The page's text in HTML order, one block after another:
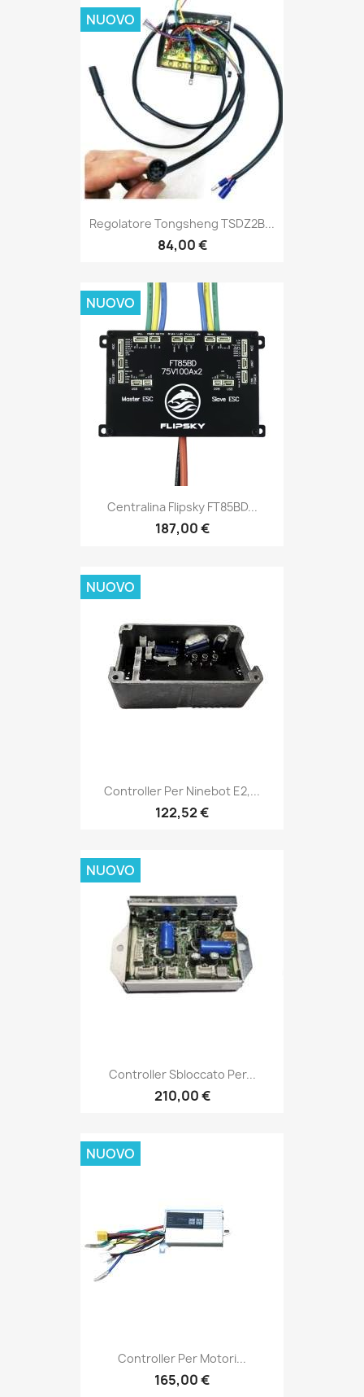
Regolatore Tongsheng TSDZ2B...
84,00 €
NUOVO
Centralina Flipsky FT85BD...
187,00 €
NUOVO
Controller Per Ninebot E2,...
122,52 €
NUOVO
Controller Sbloccato Per...
210,00 €
NUOVO
Controller Per Motori...
165,00 €
NUOVO